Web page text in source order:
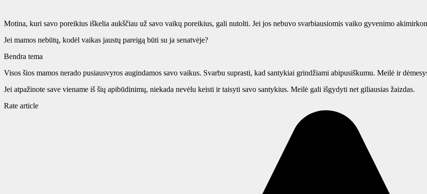
Motina, kuri savo poreikius iškelia aukščiau už savo vaikų poreikius, gali nutolti. Jei jos nebuvo svarbiausiomis vaiko gyvenimo
Jei mamos nebūtų, kodėl vaikas jaustų pareigą būti su ja senatvėje?
Bendra tema
Visos šios mamos nerado pusiausvyros augindamos savo vaikus. Svarbu suprasti, kad santykiai grindžiami abipusiškumu. Meilė ir
Jei atpažinote save viename iš šių apibūdinimų, niekada nevėlu keisti ir taisyti savo santykius. Meilė gali išgydyti net giliausias žaizdas.
Rate article